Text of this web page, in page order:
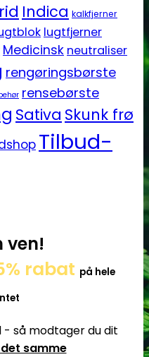
Indica kalkfjerner
lugtfjerner
Medicinsk neutraliser
rengøringsbørste
rensebørste
Sativa Skunk frø
Tilbud-
ven!
rabat på hele
- så modtager du dit
samme